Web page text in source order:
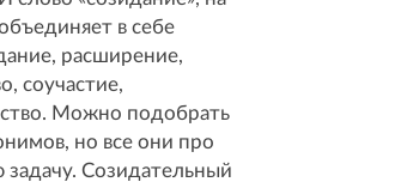
в себе
расширение,
соучастие,
Можно подобрать
но все они про
Созидательный